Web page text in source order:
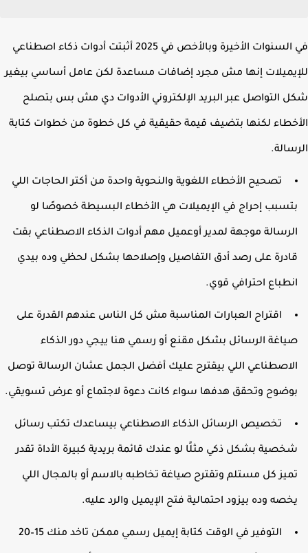
في السنوات الأخيرة وبالأخص في 2025 أثبتت أدوات ذكاء اصطناعي
إنها مش مجرد إضافات مساعدة لكن عامل أساسي بيغير
التواصل عبر البريد الإلكتروني الأدوات دي مش بس بتصلح
لكنها بتضيف قيمة حقيقية في كل خطوة من خطوات كتابة
تصحيح الأخطاء اللغوية والنحوية واحدة من أكتر الحاجات اللي
إحراج في الإيميلات هي الأخطاء البسيطة خصوصًا لو
موجهة لمدير أوعميل مهم أدوات الذكاء الاصطناعي بقت
على رصد أدق التفاصيل وإصلاحها بشكل لحظي وده بيدي
احترافي قوي.
اقتراح العبارات المناسبة مش كل الناس عندهم القدرة على
الرسائل بشكل مقنع أو رسمي هنا ييجي دور الذكاء
اللي بيقترح عليك أفضل الجمل عشان الرسالة توصل
وتحقق هدفها سواء كانت دعوة لاجتماع أو عرض تسويقي.
تخصيص الرسائل الذكاء الاصطناعي بيساعدك تكتب رسائل
بشكل ذكي مثلًا لو عندك قائمة بريدية كبيرة الأداة تقدر
كل مستلم وتقترح صياغة تخاطبه بالاسم أو بالمجال اللي
وده بيزود احتمالية فتح الإيميل والرد عليه.
التوفير في الوقت كتابة إيميل رسمي ممكن تاخد منك 15–20